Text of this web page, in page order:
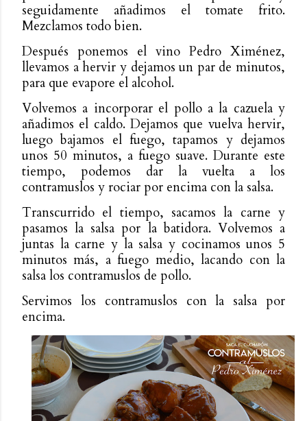
seguidamente añadimos el tomate frito.
Mezclamos todo bien.
Después ponemos el vino Pedro Ximénez,
llevamos a hervir y dejamos un par de minutos,
para que evapore el alcohol.
Volvemos a incorporar el pollo a la cazuela y
añadimos el caldo. Dejamos que vuelva hervir,
luego bajamos el fuego, tapamos y dejamos
unos 50 minutos, a fuego suave. Durante este
tiempo, podemos dar la vuelta a los
contramuslos y rociar por encima con la salsa.
Transcurrido el tiempo, sacamos la carne y
pasamos la salsa por la batidora. Volvemos a
juntas la carne y la salsa y cocinamos unos 5
minutos más, a fuego medio, lacando con la
salsa los contramuslos de pollo.
Servimos los contramuslos con la salsa por
encima.